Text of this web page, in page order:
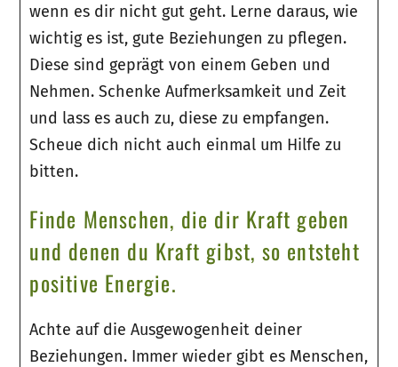
wenn es dir nicht gut geht. Lerne daraus, wie
wichtig es ist, gute Beziehungen zu pflegen.
Diese sind geprägt von einem Geben und
Nehmen. Schenke Aufmerksamkeit und Zeit
und lass es auch zu, diese zu empfangen.
Scheue dich nicht auch einmal um Hilfe zu
bitten.
Finde Menschen, die dir Kraft geben
und denen du Kraft gibst, so entsteht
positive Energie.
Achte auf die Ausgewogenheit deiner
Beziehungen. Immer wieder gibt es Menschen,